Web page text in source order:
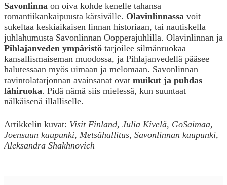
Savonlinna on oiva kohde kenelle tahansa
romantiikankaipuusta kärsivälle. Olavinlinnassa voit
sukeltaa keskiaikaisen linnan historiaan, tai nautiskella
juhlahumusta Savonlinnan Oopperajuhlilla. Olavinlinnan ja
Pihlajanveden ympäristö tarjoilee silmänruokaa
kansallismaiseman muodossa, ja Pihlajanvedellä pääsee
halutessaan myös uimaan ja melomaan. Savonlinnan
ravintolatarjonnan avainsanat ovat muikut ja puhdas
lähiruoka. Pidä nämä siis mielessä, kun suuntaat
nälkäisenä illalliselle.
Artikkelin kuvat: Visit Finland, Julia Kivelä, GoSaimaa,
Joensuun kaupunki, Metsähallitus, Savonlinnan kaupunki,
Aleksandra Shakhnovich